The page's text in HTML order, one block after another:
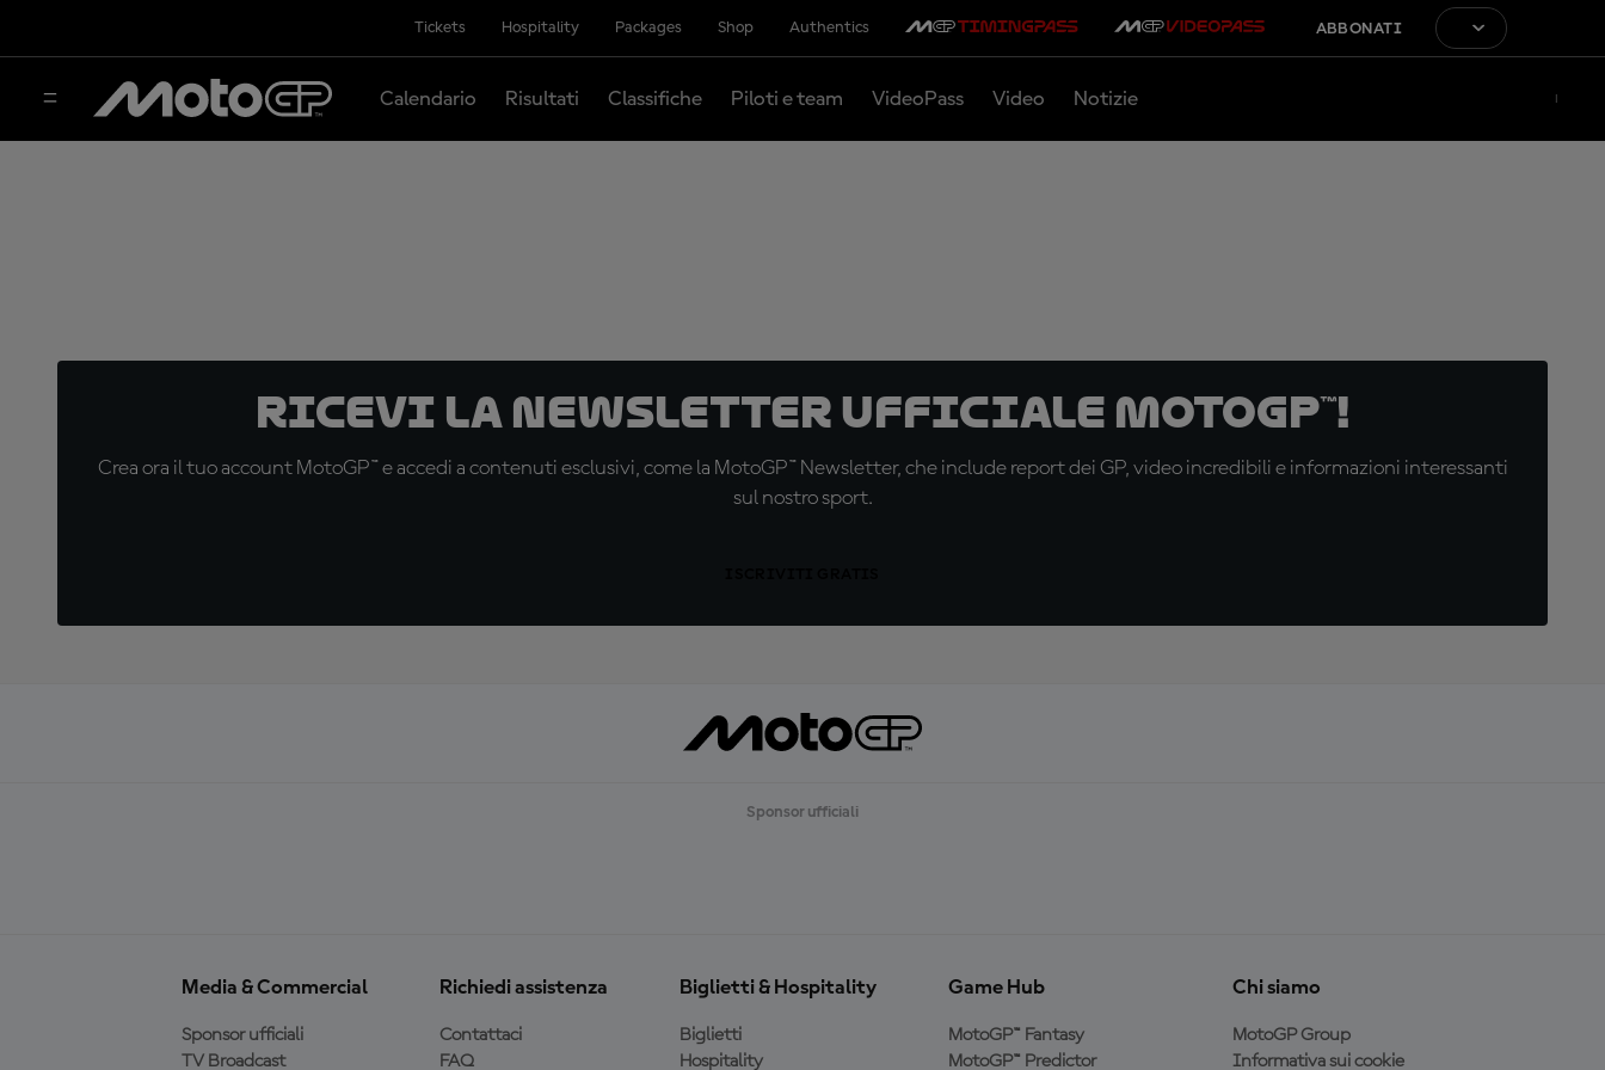
Tickets Hospitality Packages Shop Authentics ABBONATI
Calendario Risultati Classifiche Piloti e team VideoPass Video Notizie
Ricevi la newsletter ufficiale MotoGP™!
Crea ora il tuo account MotoGP™ e accedi a contenuti esclusivi, come la MotoGP™ Newsletter, che include report dei GP, video incredibili e informazioni interessanti
sul nostro sport.
Sponsor ufficiali
Media & Commercial
Sponsor ufficiali
TV Broadcast
Richiedi assistenza
Contattaci
FAQ
Biglietti & Hospitality
Biglietti
Hospitality
Game Hub
MotoGP™ Fantasy
MotoGP™ Predictor
Chi siamo
MotoGP Group
Informativa sui cookie